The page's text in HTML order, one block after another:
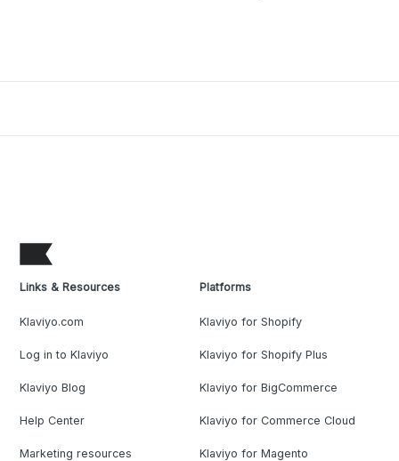
Links & Resources
Klaviyo.com
Log in to Klaviyo
Klaviyo Blog
Help Center
Marketing resources
Platforms
Klaviyo for Shopify
Klaviyo for Shopify Plus
Klaviyo for BigCommerce
Klaviyo for Commerce Cloud
Klaviyo for Magento